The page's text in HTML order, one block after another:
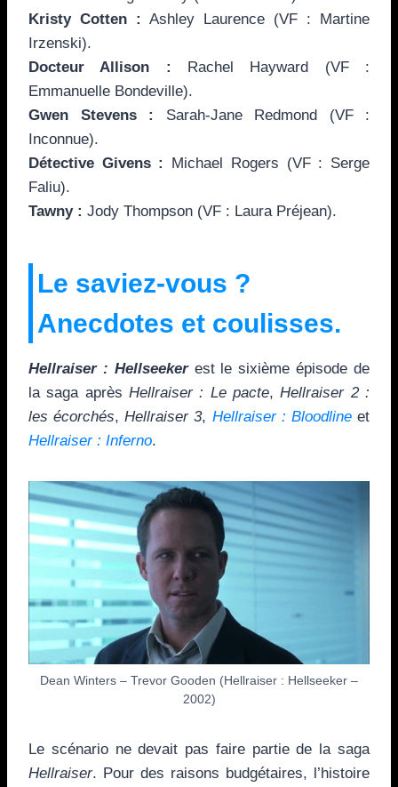
Kristy Cotten : Ashley Laurence (VF : Martine
Irzenski).
Docteur Allison : Rachel Hayward (VF :
Emmanuelle Bondeville).
Gwen Stevens :
Sarah-Jane Redmond (VF :
Inconnue).
Détective Givens :
Michael Rogers (VF : Serge
Faliu).
Tawny : Jody Thompson (VF : Laura Préjean).
Le saviez-vous ?
Anecdotes et coulisses.
Hellraiser : Hellseeker est le sixième épisode de
la saga après Hellraiser : Le pacte,Hellraiser 2 :
les écorchés,Hellraiser 3, Hellraiser : Bloodlineet
Hellraiser : Inferno.
Dean Winters – Trevor Gooden (Hellraiser : Hellseeker –
2002)
Le scénario ne devait pas faire partie de la saga
Hellraiser. Pour des raisons budgétaires, l’histoire